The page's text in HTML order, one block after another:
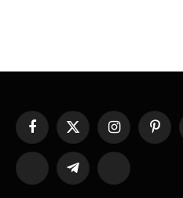
FacebookX
(Twitter)
Instagram
TikTok Telegram Threads